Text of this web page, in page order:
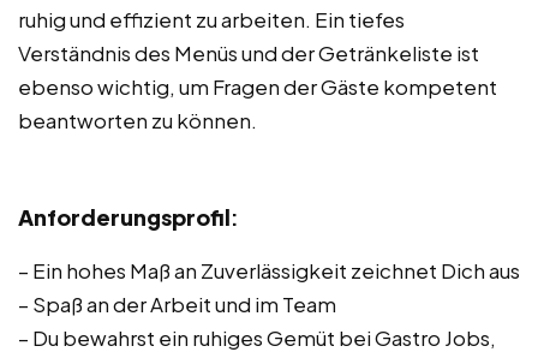
ruhig und effizient zu arbeiten. Ein tiefes
Verständnis des Menüs und der Getränkeliste ist
ebenso wichtig, um Fragen der Gäste kompetent
beantworten zu können.
Anforderungsprofil:
– Ein hohes Maß an Zuverlässigkeit zeichnet Dich aus
– Spaß an der Arbeit und im Team
– Du bewahrst ein ruhiges Gemüt bei Gastro Jobs,